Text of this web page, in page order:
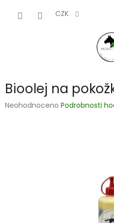
CZK
Bioolej na
Průměrné
Neohodnoceno Podrobnosti